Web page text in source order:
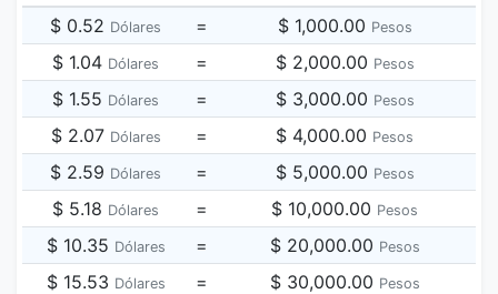
$ 0.52 Dólares = $ 1,000.00 Pesos
$ 1.04 Dólares = $ 2,000.00 Pesos
$ 1.55 Dólares = $ 3,000.00 Pesos
$ 2.07 Dólares = $ 4,000.00 Pesos
$ 2.59 Dólares = $ 5,000.00 Pesos
$ 5.18 Dólares = $ 10,000.00 Pesos
$ 10.35 Dólares = $ 20,000.00 Pesos
$ 15.53 Dólares = $ 30,000.00 Pesos